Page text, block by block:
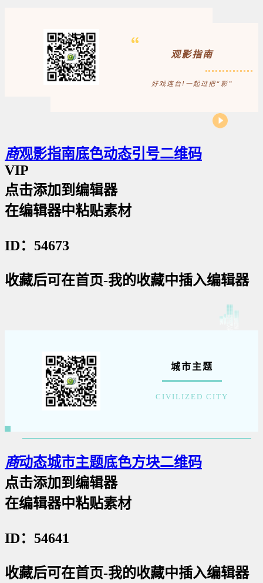
观影指南
好戏连台!一起过把“影”
商观影指南底色动态引号二维码
VIP
点击添加到编辑器
在编辑器中粘贴素材
ID：54673
收藏后可在首页-我的收藏中插入编辑器
城市主题
CIVILIZED CITY
商动态城市主题底色方块二维码
点击添加到编辑器
在编辑器中粘贴素材
ID：54641
收藏后可在首页-我的收藏中插入编辑器